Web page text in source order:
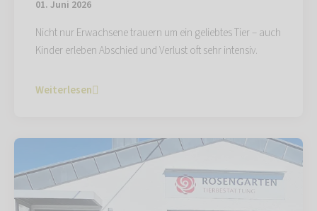
01. Juni 2026
Nicht nur Erwachsene trauern um ein geliebtes Tier – auch
Kinder erleben Abschied und Verlust oft sehr intensiv.
Weiterlesen